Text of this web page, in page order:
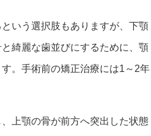
いう選択肢もありますが、下顎
綺麗な歯並びにするために、顎
。手術前の矯正治療には1～2年
上顎の骨が前方へ突出した状態